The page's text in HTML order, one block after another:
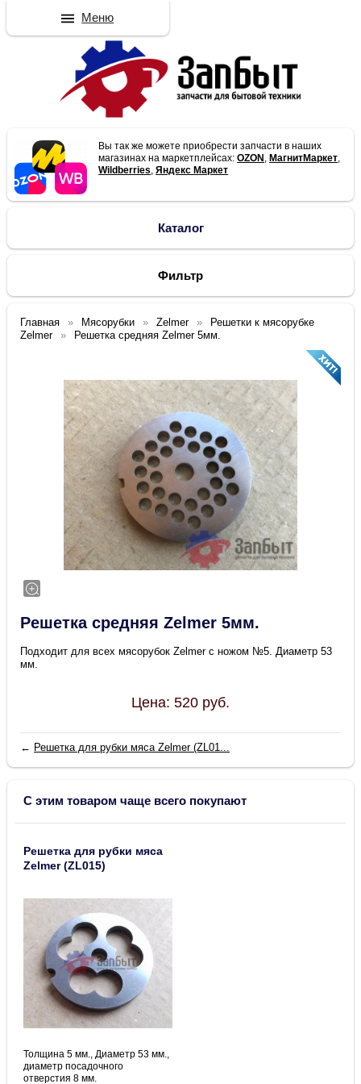
Вы так же можете приобрести запчасти в наших
магазинах на маркетплейсах:OZON , МагнитМаркет,
Wildberries,Яндекс Маркет
Каталог
Фильтр
Главная Мясорубки Zelmer
Решетки к мясорубке
Zelmer
Решетка средняя Zelmer 5мм.
Решетка средняя Zelmer 5мм.
Подходит для всех мясорубок Zelmer с ножом №5. Диаметр 53
мм.
Цена: 520 руб.
← Решетка для рубки мяса Zelmer (ZL01...
С этим товаром чаще всего покупают
Решетка для рубки мяса
Zelmer (ZL015)
Толщина 5 мм., Диаметр 53 мм.,
диаметр посадочного
отверстия 8 мм.
Меню